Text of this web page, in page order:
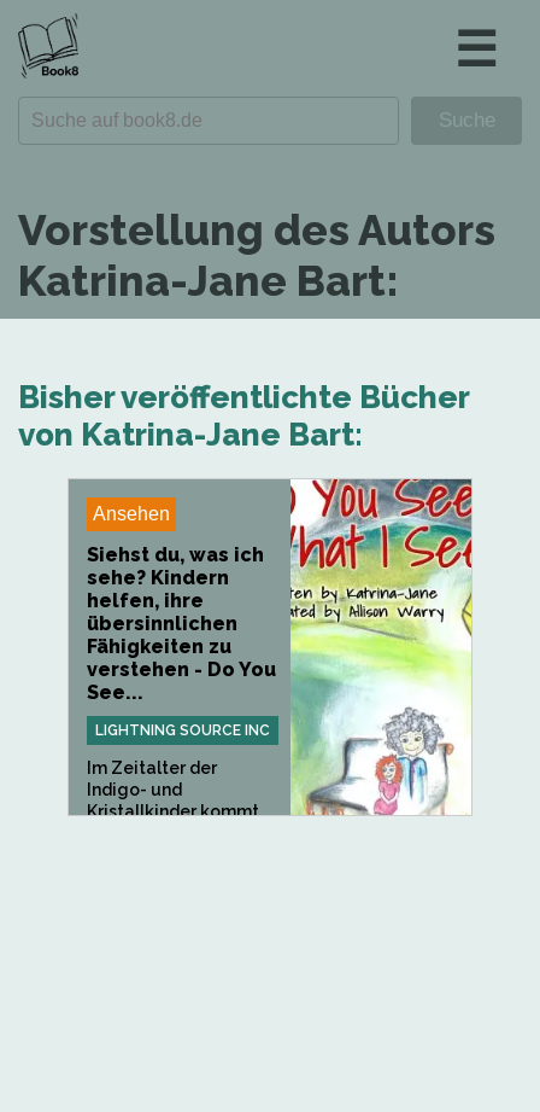
☰
Vorstellung des Autors
Katrina-Jane Bart:
Bisher veröffentlichte Bücher
von Katrina-Jane Bart:
Ansehen
Siehst du, was ich
sehe? Kindern
helfen, ihre
übersinnlichen
Fähigkeiten zu
verstehen - Do You
See...
LIGHTNING SOURCE INC
Im Zeitalter der
Indigo- und
Kristallkinder kommt...